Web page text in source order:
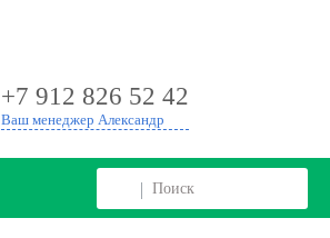
+7 912 826 52 42
Ваш менеджер Александр